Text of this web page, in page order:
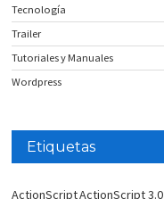
Tecnología
Trailer
Tutoriales y Manuales
Wordpress
Etiquetas
ActionScriptActionScript 3.0